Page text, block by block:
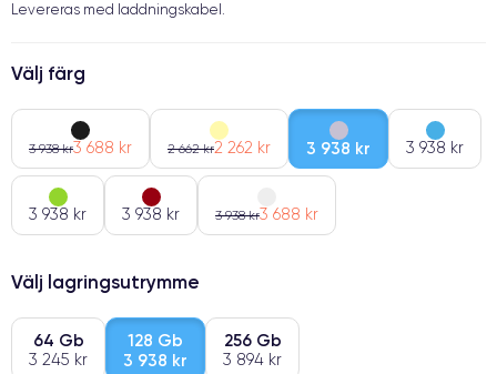
Levereras med laddningskabel.
Välj färg
3 938 kr3 688 kr 2 662 kr2 262 kr 3 938 kr 3 938 kr
3 938 kr 3 938 kr 3 938 kr3 688 kr
Välj lagringsutrymme
64 Gb
3 245 kr
128 Gb
3 938 kr
256 Gb
3 894 kr